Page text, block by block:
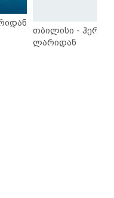
თბილისი -
ლარიდან